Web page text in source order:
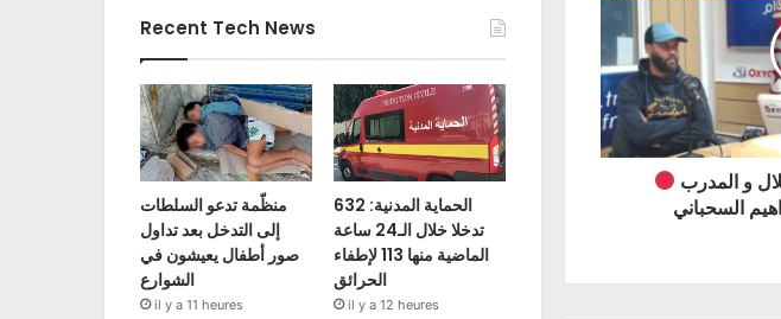
Recent Tech News
منظّمة تدعو السلطات
إلى التدخل بعد تداول
صور أطفال يعيشون في
الشوارع
il y a 11 heures
الحماية المدنية: 632
تدخلا خلال الـ24 ساعة
الماضية منها 113 لإطفاء
الحرائق
il y a 12 heures